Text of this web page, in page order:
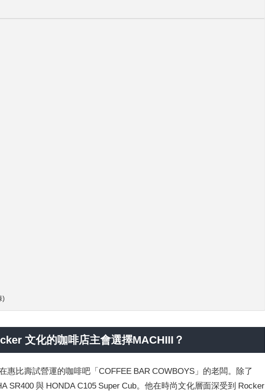
)
文化的咖啡店主會選擇MACHIII？
惠比壽試營運的咖啡吧「COFFEE BAR COWBOYS」的老闆。除了
SR400 與 HONDA C105 Super Cub。他在時尚文化層面深受到 Rocker